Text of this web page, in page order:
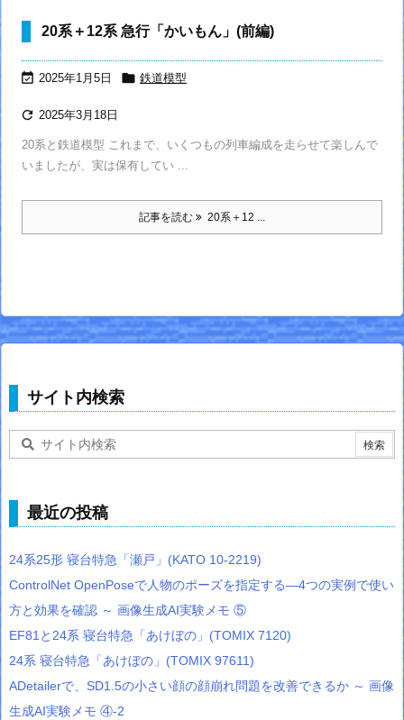
20系＋12系 急行「かいもん」(前編)
 2025年1月5日  鉄道模型
 2025年3月18日
20系と鉄道模型 これまで、いくつもの列車編成を走らせて楽しんで
いましたが、実は保有してい ...
記事を読む 20系＋12 ...
サイト内検索
最近の投稿
24系25形 寝台特急「瀬戸」(KATO 10-2219)
ControlNet OpenPoseで人物のポーズを指定する―4つの実例で使い
方と効果を確認 ～ 画像生成AI実験メモ ⑤
EF81と24系 寝台特急「あけぼの」(TOMIX 7120)
24系 寝台特急「あけぼの」(TOMIX 97611)
ADetailerで、SD1.5の小さい顔の顔崩れ問題を改善できるか ～ 画像
生成AI実験メモ ④-2